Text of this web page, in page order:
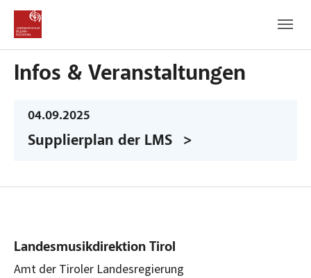
Zum Hauptinhalt
Zum Fußbereich
Infos & Veranstaltungen
04.09.2025
Supplierplan der LMS
Landesmusikdirektion Tirol
Amt der Tiroler Landesregierung